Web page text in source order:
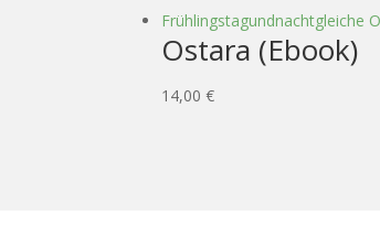
Ostara (Ebook)
14,00 €